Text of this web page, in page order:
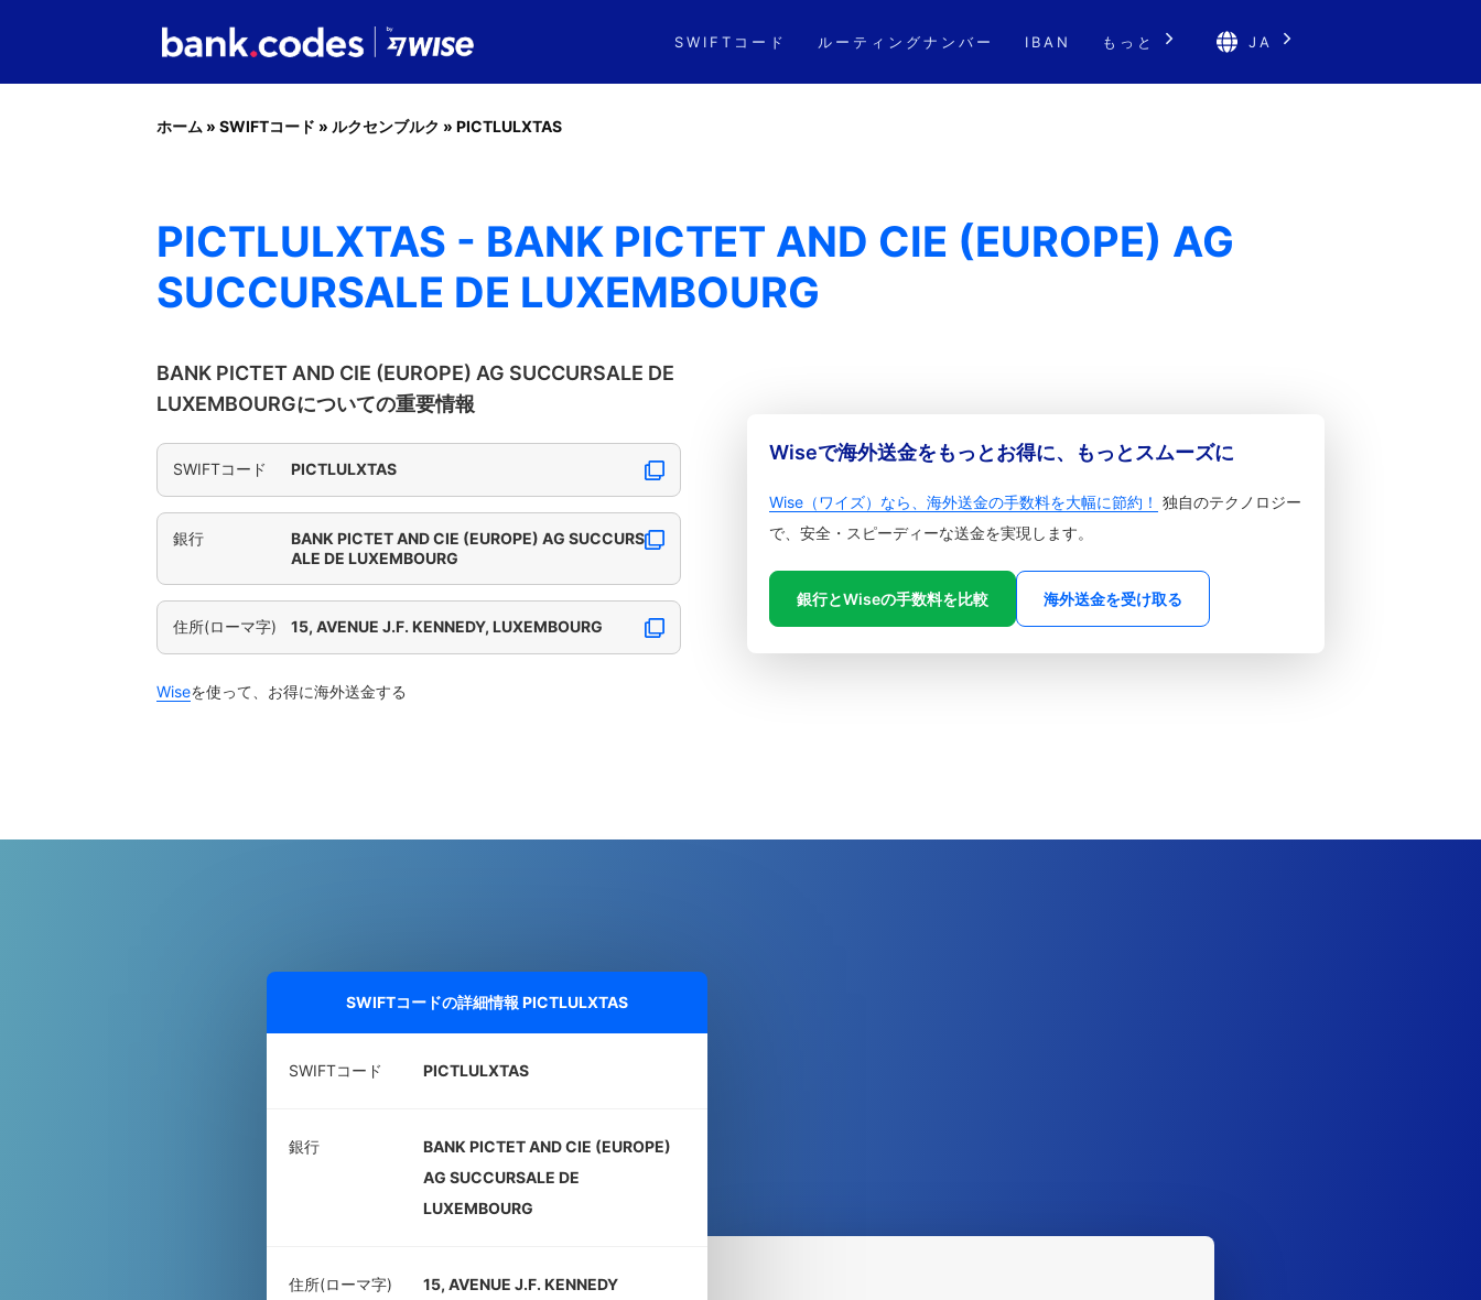
SWIFTコード ルーティングナンバー IBAN もっと JA
ホーム » SWIFTコード » ルクセンブルク » PICTLULXTAS
PICTLULXTAS - BANK PICTET AND CIE (EUROPE) AG
SUCCURSALE DE LUXEMBOURG
BANK PICTET AND CIE (EUROPE) AG SUCCURSALE DE
LUXEMBOURGについての重要情報
SWIFTコード PICTLULXTAS
銀行
BANK PICTET AND CIE (EUROPE) AG SUCCURS
ALE DE LUXEMBOURG
住所(ローマ字) 15, AVENUE J.F. KENNEDY, LUXEMBOURG
Wiseを使って、お得に海外送金する
Wiseで海外送金をもっとお得に、もっとスムーズに
Wise（ワイズ）なら、海外送金の手数料を大幅に節約！ 独自のテクノロジー
で、安全・スピーディーな送金を実現します。
銀行とWiseの手数料を比較 海外送金を受け取る
SWIFTコードの詳細情報 PICTLULXTAS
SWIFTコード PICTLULXTAS
銀行
BANK PICTET AND CIE (EUROPE)
AG SUCCURSALE DE
LUXEMBOURG
住所(ローマ字) 15, AVENUE J.F. KENNEDY